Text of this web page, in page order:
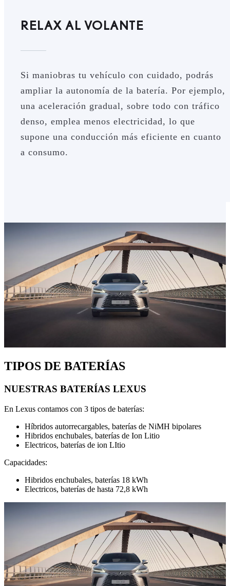
RELAX AL VOLANTE
Si maniobras tu vehículo con cuidado, podrás
ampliar la autonomía de la batería. Por ejemplo,
una aceleración gradual, sobre todo con tráfico
denso, emplea menos electricidad, lo que
supone una conducción más eficiente en cuanto
a consumo.
TIPOS DE BATERÍAS
NUESTRAS BATERÍAS LEXUS
En Lexus contamos con 3 tipos de baterías:
Híbridos autorrecargables, baterías de NiMH bipolares
Hibridos enchubales, baterías de Ion Litio
Electricos, baterías de ion LItio
Capacidades:
Hibridos enchubales, baterías 18 kWh
Electricos, baterías de hasta 72,8 kWh